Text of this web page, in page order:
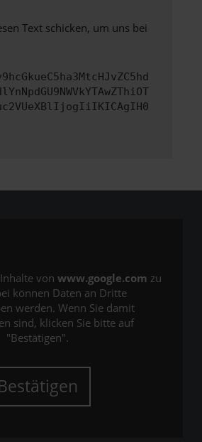
Text schicken, um uns bei
von www.google.com zu
können Daten an Dritte
werden. Wenn Sie damit
sind, klicken Sie bitte auf
"Bestätigen".